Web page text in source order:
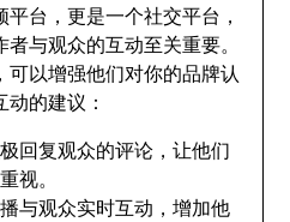
台，更是一个社交平台，
与观众的互动至关重要。
以增强他们对你的品牌认
的建议：
回复观众的评论，让他们
视。
与观众实时互动，增加他